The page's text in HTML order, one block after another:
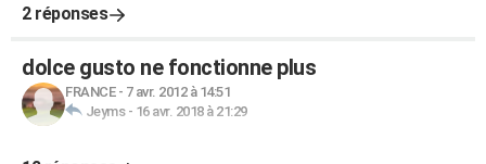
2 réponses
dolce gusto ne fonctionne plus
FRANCE- 7 avr. 2012 à 14:51
Jeyms- 16 avr. 2018 à 21:29